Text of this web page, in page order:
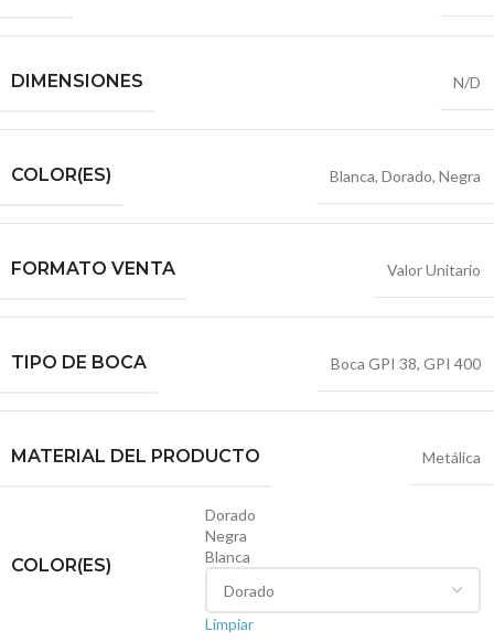
DIMENSIONES N/D
COLOR(ES) Blanca, Dorado, Negra
FORMATO VENTA Valor Unitario
TIPO DE BOCA Boca GPI 38, GPI 400
MATERIAL DEL PRODUCTO Metálica
COLOR(ES)
Dorado
Negra
Blanca
Limpiar